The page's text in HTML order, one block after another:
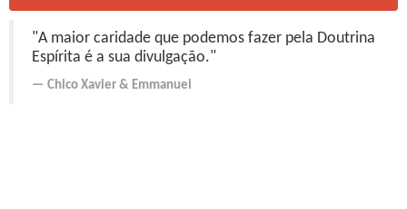
"A maior caridade que podemos fazer pela Doutrina
Espírita é a sua divulgação."
Chico Xavier & Emmanuel